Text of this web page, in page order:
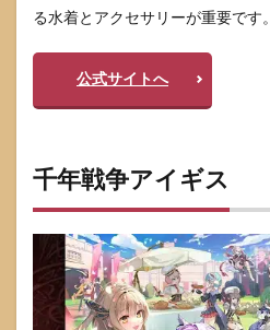
る水着とアクセサリーが重要です。
公式サイトへ
千年戦争アイギス